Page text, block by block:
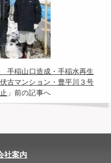
手稲山口造成・手稲水再生
古マンション・豊平川３号
」前の記事へ
社案内